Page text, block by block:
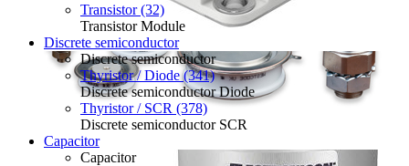
Transistor (32)
Transistor Module
Discrete semiconductor
Discrete semiconductor
Thyristor / Diode (341)
Discrete semiconductor Diode
Thyristor / SCR (378)
Discrete semiconductor SCR
Capacitor
Capacitor